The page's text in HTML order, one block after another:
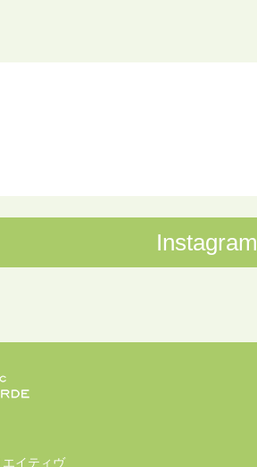
Instagram
イティヴ